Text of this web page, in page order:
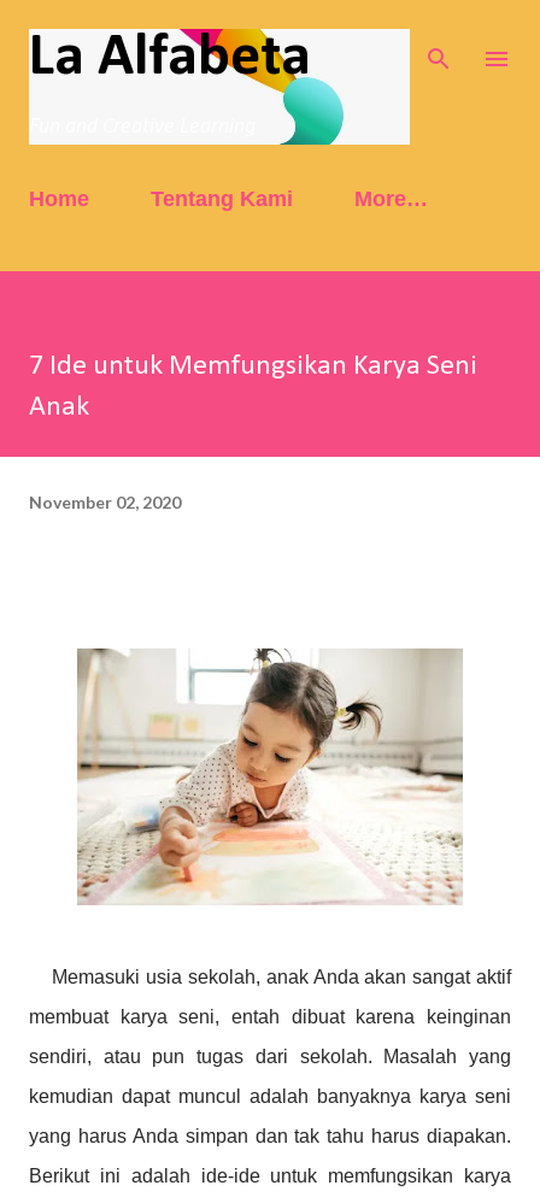
Skip to main content
La Alfabeta
Home Tentang Kami More…
7 Ide untuk Memfungsikan Karya Seni
Anak
November 02, 2020
Memasuki usia sekolah, anak Anda akan sangat aktif
membuat karya seni, entah dibuat karena keinginan
sendiri, atau pun tugas dari sekolah. Masalah yang
kemudian dapat muncul adalah banyaknya karya seni
yang harus Anda simpan dan tak tahu harus diapakan.
Berikut ini adalah ide-ide untuk memfungsikan karya